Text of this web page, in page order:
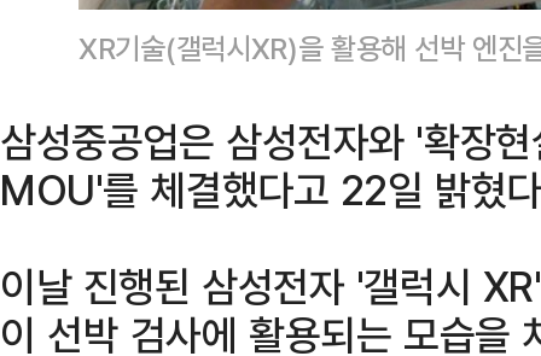
XR기술(갤럭시XR)을 활용해 선박 엔
삼성중공업은 삼성전자와 '확장
MOU'를 체결했다고 22일 밝혔
이날 진행된 삼성전자 '갤럭시
이 선박 검사에 활용되는 모습을